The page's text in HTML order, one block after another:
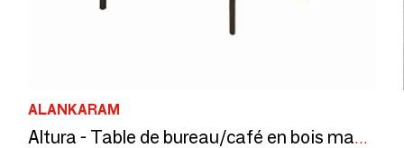
ALANKARAM
Altura - Table de bureau/café en bois massif